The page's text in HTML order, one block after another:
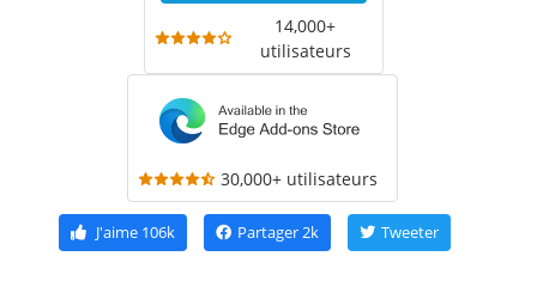
14,000+
utilisateurs
30,000+ utilisateurs
J'aime106k Partager2k Tweeter